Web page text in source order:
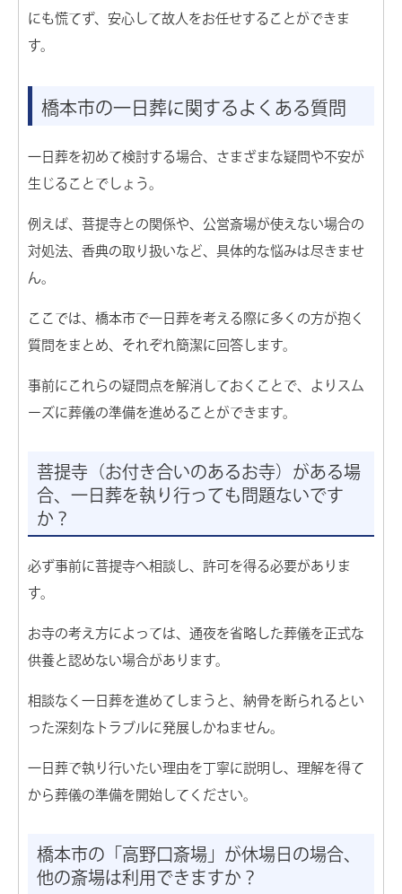
にも慌てず、安心して故人をお任せすることができま
す。
橋本市の一日葬に関するよくある質問
一日葬を初めて検討する場合、さまざまな疑問や不安が
生じることでしょう。
例えば、菩提寺との関係や、公営斎場が使えない場合の
対処法、香典の取り扱いなど、具体的な悩みは尽きませ
ん。
ここでは、橋本市で一日葬を考える際に多くの方が抱く
質問をまとめ、それぞれ簡潔に回答します。
事前にこれらの疑問点を解消しておくことで、よりスム
ーズに葬儀の準備を進めることができます。
菩提寺（お付き合いのあるお寺）がある場
合、一日葬を執り行っても問題ないです
か？
必ず事前に菩提寺へ相談し、許可を得る必要がありま
す。
お寺の考え方によっては、通夜を省略した葬儀を正式な
供養と認めない場合があります。
相談なく一日葬を進めてしまうと、納骨を断られるとい
った深刻なトラブルに発展しかねません。
一日葬で執り行いたい理由を丁寧に説明し、理解を得て
から葬儀の準備を開始してください。
橋本市の「高野口斎場」が休場日の場合、
他の斎場は利用できますか？